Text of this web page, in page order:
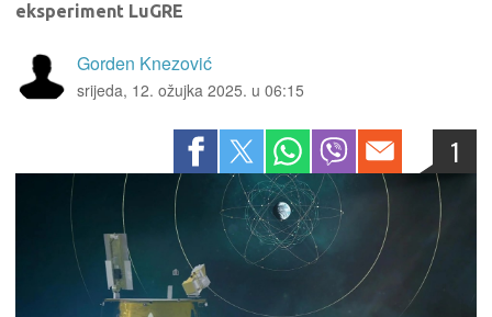
eksperiment LuGRE
Gorden Knezović
srijeda, 12. ožujka 2025. u 06:15
1